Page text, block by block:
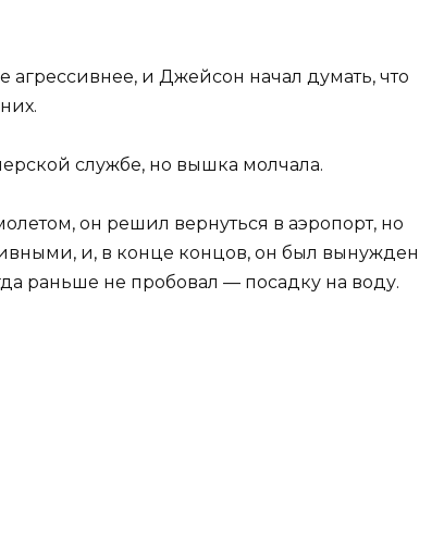
и Джейсон начал думать, что
службе, но вышка молчала.
он решил вернуться в аэропорт, но
и, в конце концов, он был вынужден
раньше не пробовал — посадку на воду.